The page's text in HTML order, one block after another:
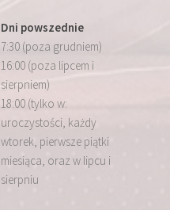
Dni powszednie
7:30 (poza grudniem)
16:00 (poza lipcem i
sierpniem)
18:00 (tylko w:
uroczystości, każdy
wtorek, pierwsze piątki
miesiąca, oraz w lipcu i
sierpniu